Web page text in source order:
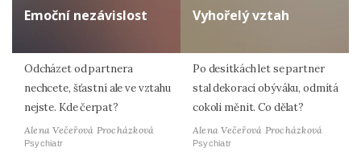
Emoční nezávislost
Odcházet od partnera
nechcete, šťastní ale ve vztahu
nejste. Kde čerpat?
Alena Večeřová Procházková
Psychiatr
Vyhořelý vztah
Po desítkách let se partner
stal dekorací obýváku, odmítá
cokoli měnit. Co dělat?
Alena Večeřová Procházková
Psychiatr